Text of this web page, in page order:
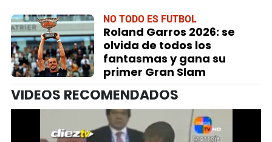
NO TODO ES FUTBOL
Roland Garros 2026: se
olvida de todos los
fantasmas y gana su
primer Gran Slam
VIDEOS RECOMENDADOS